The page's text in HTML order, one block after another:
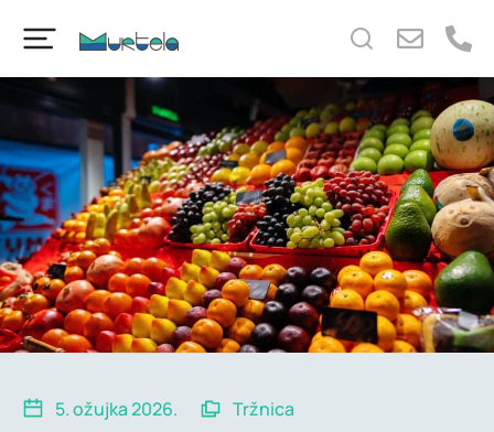
5. ožujka 2026. Tržnica